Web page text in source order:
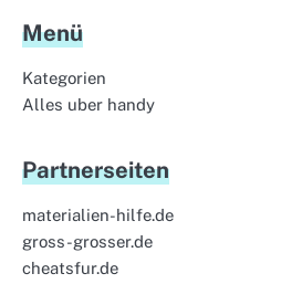
Menü
Kategorien
Alles uber handy
Partnerseiten
materialien-hilfe.de
gross-grosser.de
cheatsfur.de